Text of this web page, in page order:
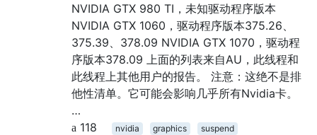
NVIDIA GTX 980 TI，未知驱动程序版本
NVIDIA GTX 1060，驱动程序版本375.26、
375.39、378.09 NVIDIA GTX 1070，驱动程
序版本378.09 上面的列表来自AU，此线程和
此线程上其他用户的报告。 注意：这绝不是排
他性清单。它可能会影响几乎所有Nvidia卡。
…
118
nvidia graphics
suspend